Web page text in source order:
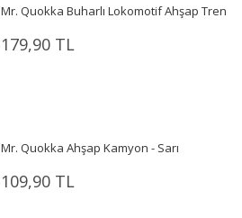
Mr. Quokka Buharlı Lokomotif Ahşap Tren
179,90 TL
Mr. Quokka Ahşap Kamyon - Sarı
109,90 TL